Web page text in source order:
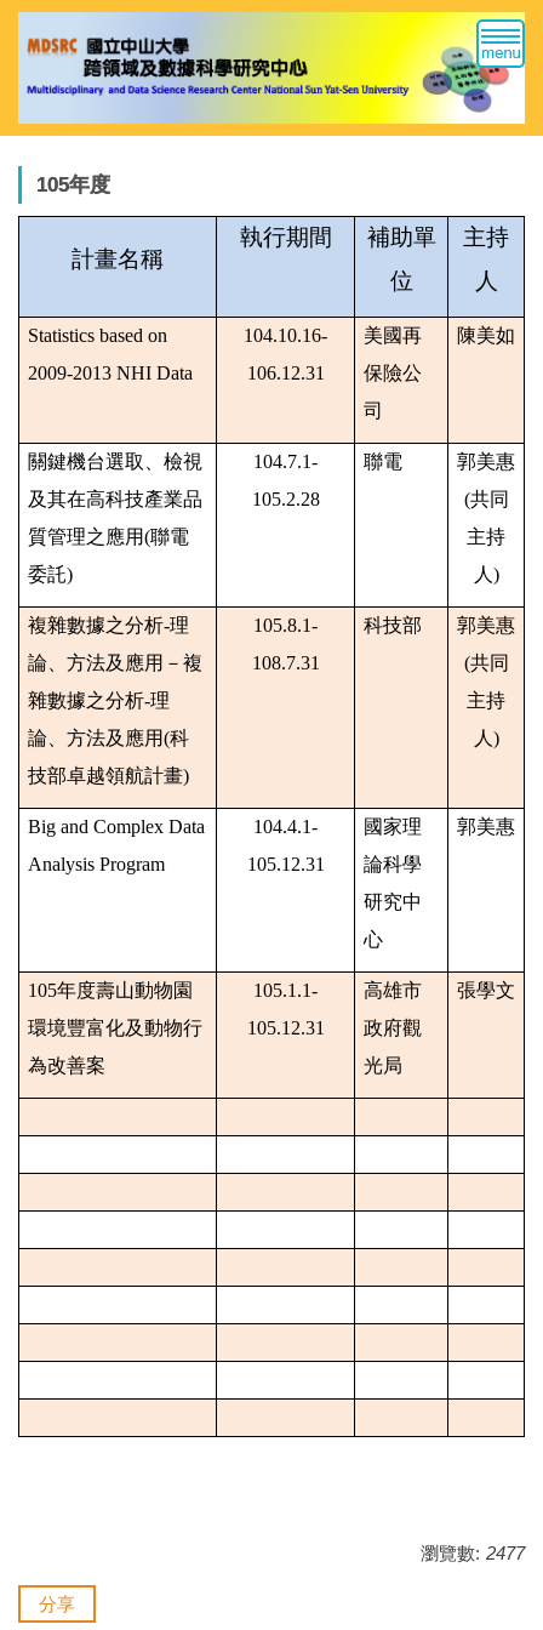
跳
到
要
內
105年度
計畫名稱
執行期間
補助單
位
主持
人
Statistics based on
2009-2013 NHI Data
104.10.16-
106.12.31
美國再
保險公
司
陳美如
關鍵機台選取、檢視
及其在高科技產業品
質管理之應用(聯電
委託)
104.7.1-
105.2.28
聯電
郭美惠
(共同
主持
人 )
複雜數據之分析-理
論、方法及應用－複
雜數據之分析-理
論、方法及應用(科
技部卓越領航計畫)
105.8.1-
108.7.31
科技部
郭美惠
(共同
主持
人 )
Big and Complex Data
Analysis Program
104.4.1-
105.12.31
國家理
論科學
研究中
心
郭美惠
105年度壽山動物園
環境豐富化及動物行
為改善案
105.1.1-
105.12.31
高雄市
政府觀
光局
張學文
瀏覽數: 2477
分享